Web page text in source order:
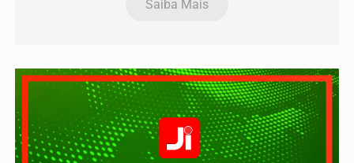
Saiba Mais